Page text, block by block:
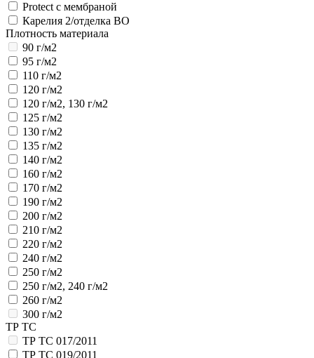
Protect с мембраной
Карелия 2/отделка ВО
Плотность материала
90 г/м2
95 г/м2
110 г/м2
120 г/м2
120 г/м2, 130 г/м2
125 г/м2
130 г/м2
135 г/м2
140 г/м2
160 г/м2
170 г/м2
190 г/м2
200 г/м2
210 г/м2
220 г/м2
240 г/м2
250 г/м2
250 г/м2, 240 г/м2
260 г/м2
300 г/м2
ТР ТС
ТР ТС 017/2011
ТР ТС 019/2011